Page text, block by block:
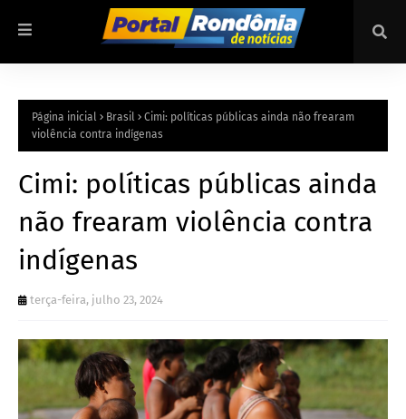
Página inicial Brasil
Cimi: políticas públicas ainda não frearam
violência contra indígenas
Cimi: políticas públicas ainda
não frearam violência contra
indígenas
terça-feira, julho 23, 2024